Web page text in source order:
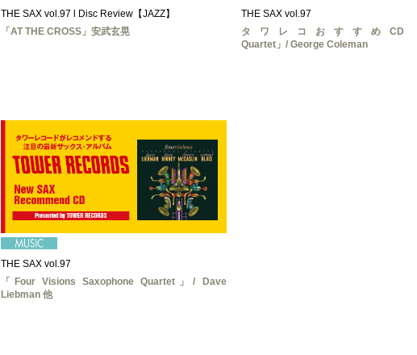
THE SAX vol.97 l Disc Review【JAZZ】
「AT THE CROSS」安武玄晃
THE SAX vol.97
タワレコおすすめCD
Quartet」/ George Coleman
THE SAX vol.97
「Four Visions Saxophone Quartet」/ Dave
Liebman 他